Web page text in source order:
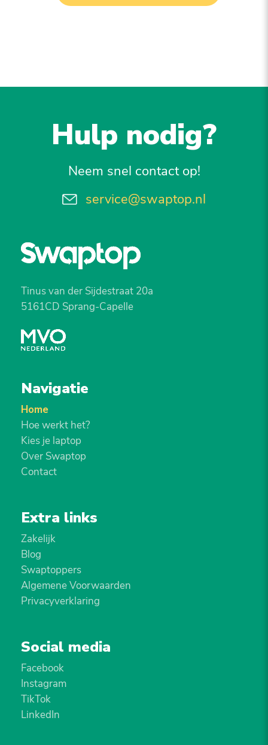
Hulp nodig?
Neem snel contact op!
service@swaptop.nl
Tinus van der Sijdestraat 20a
5161CD Sprang-Capelle
Navigatie
Home
Hoe werkt het?
Kies je laptop
Over Swaptop
Contact
Extra links
Zakelijk
Blog
Swaptoppers
Algemene Voorwaarden
Privacyverklaring
Social media
Facebook
Instagram
TikTok
LinkedIn